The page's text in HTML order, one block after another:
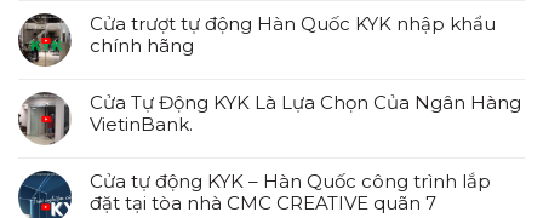
Cửa trượt tự động Hàn Quốc KYK nhập khẩu
chính hãng
Cửa Tự Động KYK Là Lựa Chọn Của Ngân Hàng
VietinBank.
Cửa tự động KYK – Hàn Quốc công trình lắp
đặt tại tòa nhà CMC CREATIVE quãn 7